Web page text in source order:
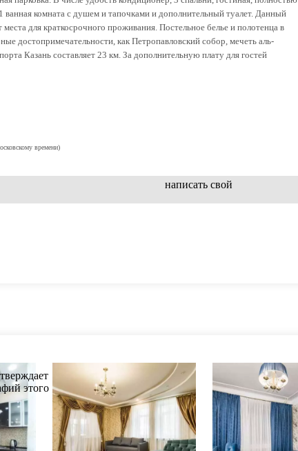
комната с душем и тапочками и дополнительный туалет. Данный
для краткосрочного проживания. Постельное белье и полотенца в
достопримечательности, как Петропавловский собор, мечеть аль-
Казань составляет 23 км. За дополнительную плату для гостей
времени)
написать свой